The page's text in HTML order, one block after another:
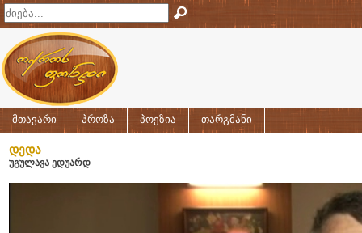
მთავარი პროზა პოეზია თარგმანი
დედა
უგულავა ედუარდ